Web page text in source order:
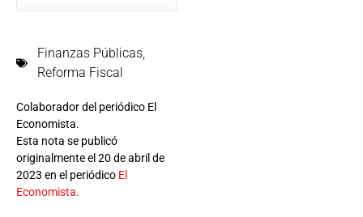
Finanzas Públicas,
Reforma Fiscal
Colaborador del periódico El
Economista.
Esta nota se publicó
originalmente el 20 de abril de
2023 en el periódico El
Economista.